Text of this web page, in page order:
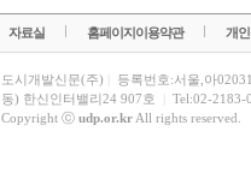
자료실 홈페이지이용약관 개
도시개발신문(주)
등록번호:서울,아
동) 한신인터밸리24 907호
Tel:02-2183-
Copyright ⓒ udp.or.krAll rights reserved.